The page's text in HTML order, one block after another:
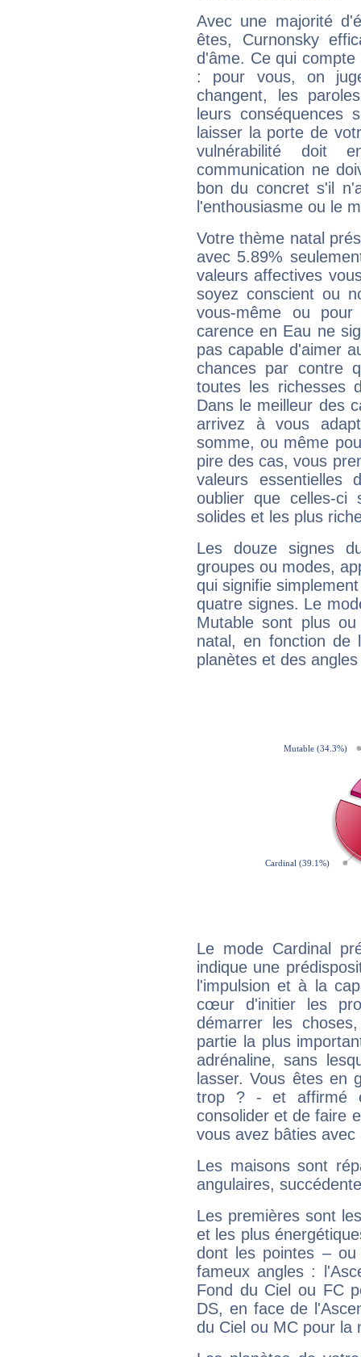
Avec une majorité
êtes, Curnonsky
d'âme. Ce qui
: pour vous, on
changent, les
leurs conséquences
laisser la porte de
vulnérabilité doit
communication ne
bon du concret s'il
l'enthousiasme ou le
Votre thème natal
avec 5.89%
valeurs affectives
soyez conscient ou
vous-même ou
carence en Eau ne
pas capable d'aimer
chances par contre
toutes les richesses
Dans le meilleur des
arrivez à vous
somme, ou même
pire des cas, vous
valeurs
oublier que celles-
solides et les plus
Les douze signes
groupes ou modes,
qui signifie
quatre signes. Le
Mutable sont plus
natal, en fonction de
planètes et des
Le mode Cardinal
indique une
l'impulsion et à la
cœur d'initier les
démarrer les
partie la plus
adrénaline, sans
lasser. Vous êtes en
trop ? - et affirmé
consolider et de faire
vous avez bâties avec
Les maisons sont
angulaires,
Les premières sont
et les plus
dont les pointes –
fameux angles :
Fond du Ciel ou FC
DS, en face de
du Ciel ou MC pour la